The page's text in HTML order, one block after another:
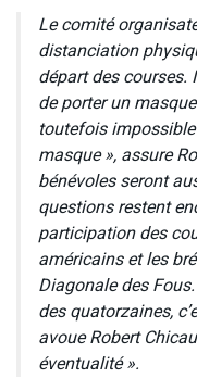
Le comité
distanciation
départ des courses.
de porter un
toutefois
masque », assure
bénévoles seront
questions restent
participation des
américains et les
Diagonale des
des quatorzaines,
avoue Robert
éventualité ».